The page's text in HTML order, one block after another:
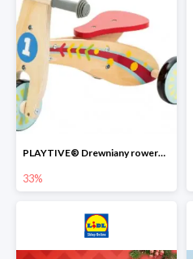
PLAYTIVE® Drewniany rowerek biegowy -33%
33%